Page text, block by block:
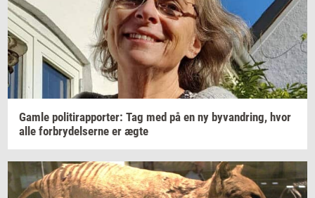
Gamle po­li­tirap­por­ter: Tag med på en ny byvan­dring, hvor
alle for­bry­del­ser­ne er ægte